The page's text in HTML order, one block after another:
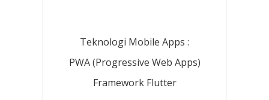
Teknologi Mobile Apps :
PWA (Progressive Web Apps)
Framework Flutter